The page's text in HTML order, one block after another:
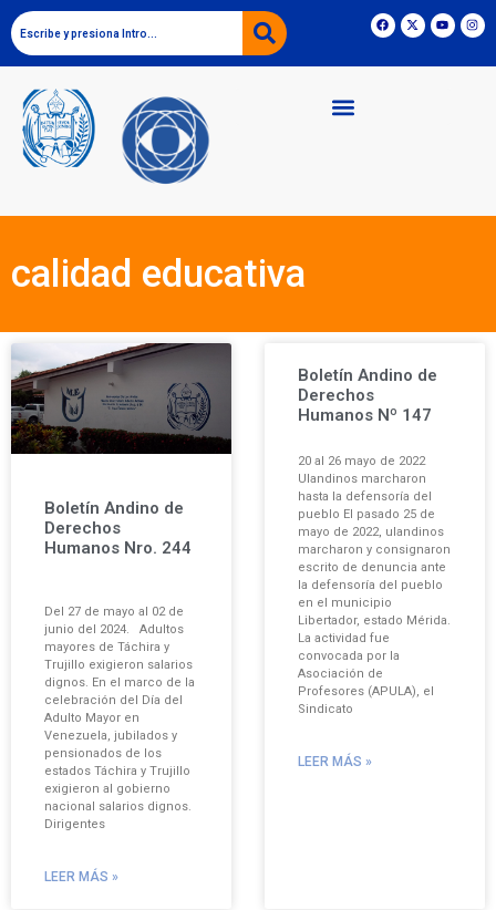
calidad educativa
Boletín Andino de
Derechos
Humanos Nro. 244
Del 27 de mayo al 02 de
junio del 2024. Adultos
mayores de Táchira y
Trujillo exigieron salarios
dignos. En el marco de la
celebración del Día del
Adulto Mayor en
Venezuela, jubilados y
pensionados de los
estados Táchira y Trujillo
exigieron al gobierno
nacional salarios dignos.
Dirigentes
LEER MÁS »
Boletín Andino de
Derechos
Humanos Nº 147
20 al 26 mayo de 2022
Ulandinos marcharon
hasta la defensoría del
pueblo El pasado 25 de
mayo de 2022, ulandinos
marcharon y consignaron
escrito de denuncia ante
la defensoría del pueblo
en el municipio
Libertador, estado Mérida.
La actividad fue
convocada por la
Asociación de
Profesores (APULA), el
Sindicato
LEER MÁS »